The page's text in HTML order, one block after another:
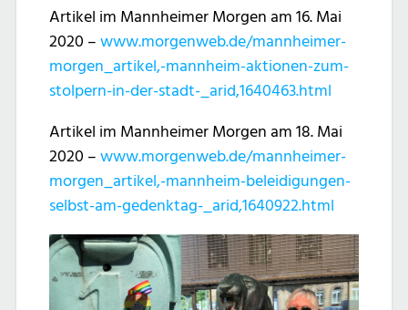
Artikel im Mannheimer Morgen am 16. Mai
2020 – www.morgenweb.de/mannheimer-
morgen_artikel,-mannheim-aktionen-zum-
stolpern-in-der-stadt-_arid,1640463.html
Artikel im Mannheimer Morgen am 18. Mai
2020 – www.morgenweb.de/mannheimer-
morgen_artikel,-mannheim-beleidigungen-
selbst-am-gedenktag-_arid,1640922.html